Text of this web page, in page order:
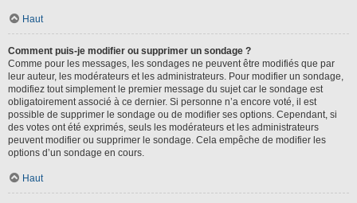
Haut
Comment puis-je modifier ou supprimer un sondage ?
Comme pour les messages, les sondages ne peuvent être modifiés que par
leur auteur, les modérateurs et les administrateurs. Pour modifier un sondage,
modifiez tout simplement le premier message du sujet car le sondage est
obligatoirement associé à ce dernier. Si personne n’a encore voté, il est
possible de supprimer le sondage ou de modifier ses options. Cependant, si
des votes ont été exprimés, seuls les modérateurs et les administrateurs
peuvent modifier ou supprimer le sondage. Cela empêche de modifier les
options d’un sondage en cours.
Haut